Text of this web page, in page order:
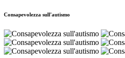
Consapevolezza sull'autismo